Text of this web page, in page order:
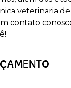
veterinaria
contato